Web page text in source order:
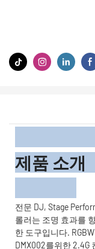
제
전문 DJ, Stage
롤러는 조명 효과를
한 도구입니다.
DMX002를위한